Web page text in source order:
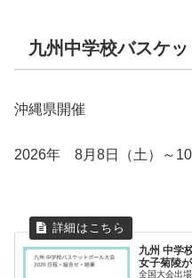
九州中学校バスケ
沖縄県開催
2026年 8月8日（土）～10
九州 中学
女子菊陵
全国大会出